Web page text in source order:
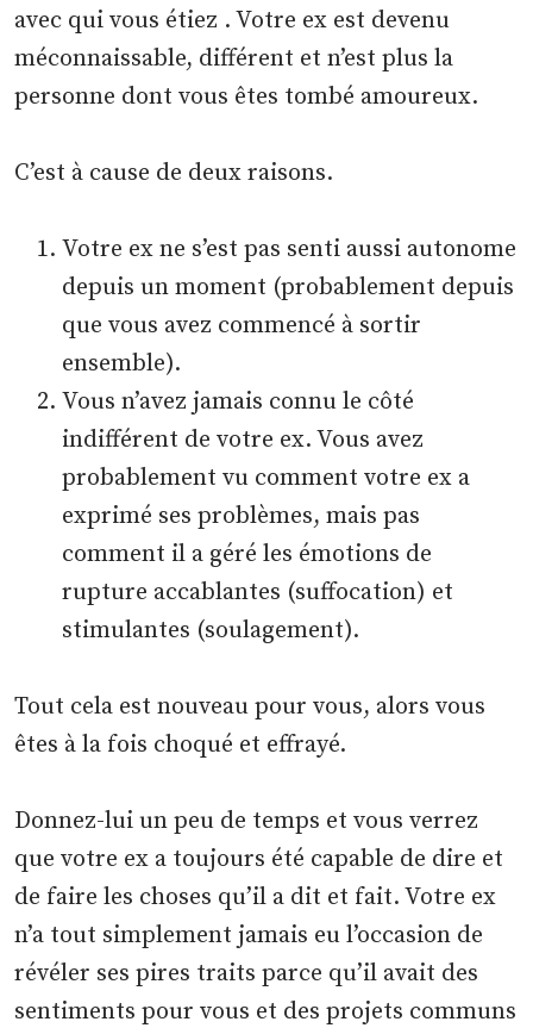
avec qui vous étiez . Votre ex est devenu
méconnaissable, différent et n’est plus la
personne dont vous êtes tombé amoureux.
C’est à cause de deux raisons.
Votre ex ne s’est pas senti aussi autonome
depuis un moment (probablement depuis
que vous avez commencé à sortir
ensemble).
Vous n’avez jamais connu le côté
indifférent de votre ex. Vous avez
probablement vu comment votre ex a
exprimé ses problèmes, mais pas
comment il a géré les émotions de
rupture accablantes (suffocation) et
stimulantes (soulagement).
Tout cela est nouveau pour vous, alors vous
êtes à la fois choqué et effrayé.
Donnez-lui un peu de temps et vous verrez
que votre ex a toujours été capable de dire et
de faire les choses qu’il a dit et fait. Votre ex
n’a tout simplement jamais eu l’occasion de
révéler ses pires traits parce qu’il avait des
sentiments pour vous et des projets communs